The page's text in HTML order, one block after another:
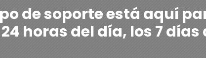
de soporte está aquí
horas del día, los 7 días